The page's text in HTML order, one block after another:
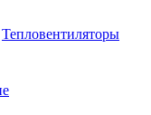
Тепловентиляторы